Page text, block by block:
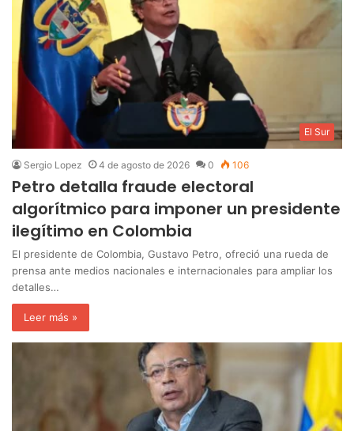
El Sur
Sergio Lopez 4 de agosto de 2026 0 106
Petro detalla fraude electoral
algorítmico para imponer un presidente
ilegítimo en Colombia
‎El presidente de Colombia, Gustavo Petro, ofreció una rueda de
prensa ante medios nacionales e internacionales para ampliar los
detalles…
Leer más »